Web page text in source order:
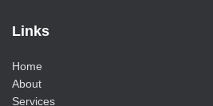
Links
Home
About
Services